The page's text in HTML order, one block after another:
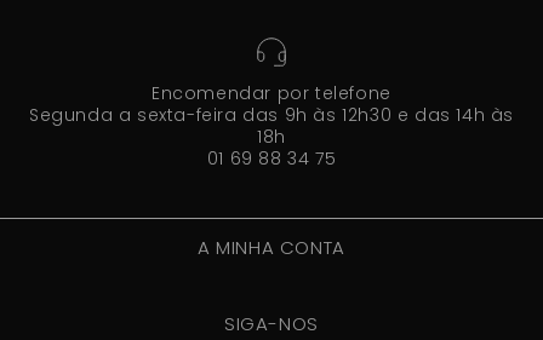
Encomendar por telefone
Segunda a sexta-feira das 9h às 12h30 e das 14h às
18h
01 69 88 34 75
A MINHA CONTA
SIGA-NOS